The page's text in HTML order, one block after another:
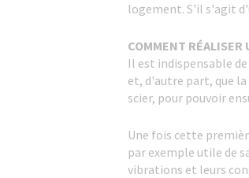
logement. S'il s'agit
COMMENT RÉALISER
Il est indispensable
et, d'autre part, que
scier, pour pouvoir
Une fois cette
par exemple utile de
vibrations et leurs